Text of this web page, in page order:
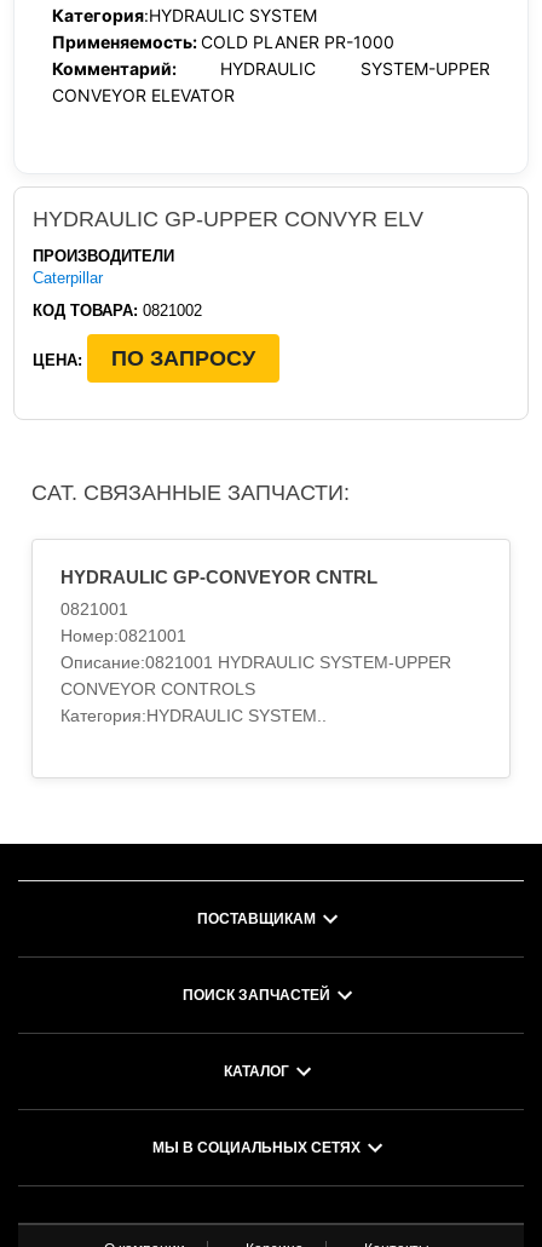
Категория:HYDRAULIC SYSTEM
Применяемость:COLD PLANER PR-1000
Комментарий: HYDRAULIC SYSTEM-UPPER
CONVEYOR ELEVATOR
HYDRAULIC GP-UPPER CONVYR ELV
ПРОИЗВОДИТЕЛИ
Caterpillar
КОД ТОВАРА: 0821002
ЦЕНА: ПО ЗАПРОСУ
CAT. СВЯЗАННЫЕ ЗАПЧАСТИ:
HYDRAULIC GP-CONVEYOR CNTRL
0821001
Номер:0821001
Описание:0821001 HYDRAULIC SYSTEM-UPPER
CONVEYOR CONTROLS
Категория:HYDRAULIC SYSTEM..
ПОСТАВЩИКАМ
ПОИСК ЗАПЧАСТЕЙ
КАТАЛОГ
МЫ В СОЦИАЛЬНЫХ СЕТЯХ